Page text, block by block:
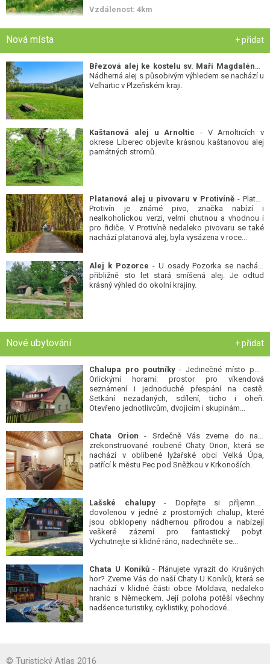
Vzdálenost: 4km
Nová místa + přidat
Nádherná alej s působivým výhledem se nachází u
Velhartic v Plzeňském kraji.
Kaštanová alej u Arnoltic - V Arnolticích v
okrese Liberec objevíte krásnou kaštanovou alej
památných stromů.
Platanová alej u pivovaru v Protivíně - Platan
Protivín je známé pivo, značka nabízí i
nealkoholickou verzi, velmi chutnou a vhodnou i
pro řidiče. V Protivíně nedaleko pivovaru se také
nachází platanová alej, byla vysázena v roce...
Alej k Pozorce - U osady Pozorka se nachází
přibližně sto let stará smíšená alej. Je odtud
krásný výhled do okolní krajiny.
Nové ubytování + přidat
Chalupa pro poutníky- Jedinečné místo pod
Orlickými horami: prostor pro víkendová
seznámení i jednoduché přespání na cestě.
Setkání nezadaných, sdílení, ticho i oheň.
Otevřeno jednotlivcům, dvojicím i skupinám...
Chata Orion - Srdečně Vás zveme do naší
zrekonstruované roubené Chaty Orion, která se
nachází v oblíbené lyžařské obci Velká Úpa,
patřící k městu Pec pod Sněžkou v Krkonoších.
Lašské chalupy- Dopřejte si příjemnou
dovolenou v jedné z prostorných chalup, které
jsou obklopeny nádhernou přírodou a nabízejí
veškeré zázemí pro fantastický pobyt.
Vychutnejte si klidné ráno, nadechněte se...
Chata U Koníků- Plánujete vyrazit do Krušných
hor? Zveme Vás do naší Chaty U Koníků, která se
nachází v klidné části obce Moldava, nedaleko
hranic s Německem. Její poloha potěší všechny
nadšence turistiky, cyklistiky, pohodové...
© Turistický Atlas 2016